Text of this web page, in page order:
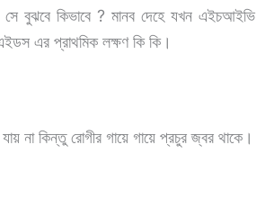
বুঝবে কিভাবে ? মানব দেহে যখন এইচআইভি
এর প্রাথমিক লক্ষণ কি কি।
না কিন্তু রোগীর গায়ে গায়ে প্রচুর জ্বর থাকে।